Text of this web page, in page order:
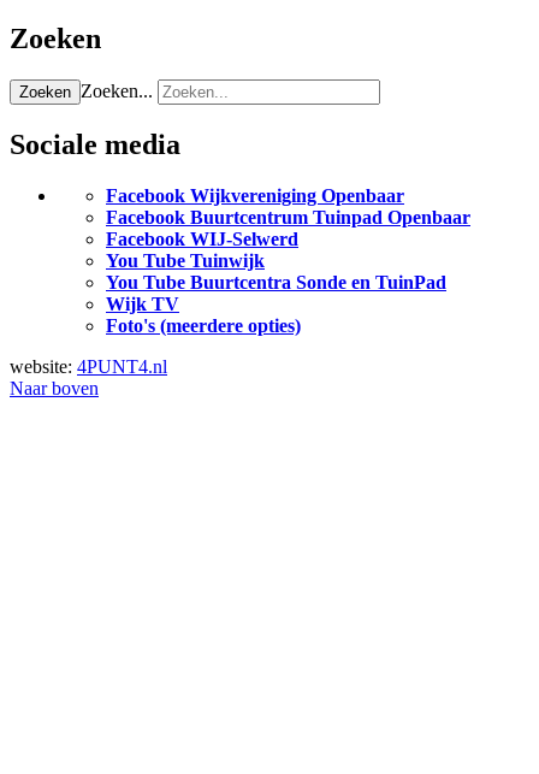
Zoeken
Zoeken Zoeken...
Sociale media
Facebook Wijkvereniging Openbaar
Facebook Buurtcentrum Tuinpad Openbaar
Facebook WIJ-Selwerd
You Tube Tuinwijk
You Tube Buurtcentra Sonde en TuinPad
Wijk TV
Foto's (meerdere opties)
website: 4PUNT4.nl
Naar boven